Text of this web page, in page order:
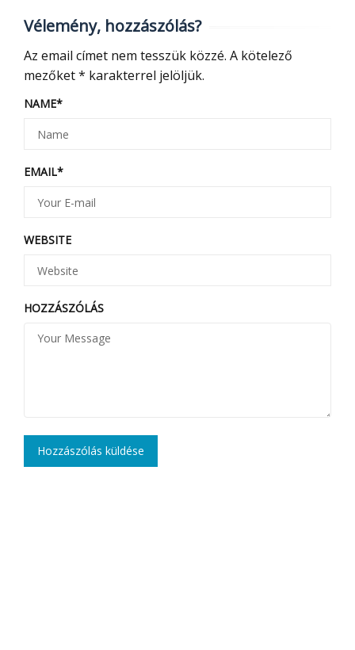
Vélemény, hozzászólás?
Az email címet nem tesszük közzé. A kötelező
mezőket* karakterrel jelöljük.
NAME*
EMAIL*
WEBSITE
HOZZÁSZÓLÁS